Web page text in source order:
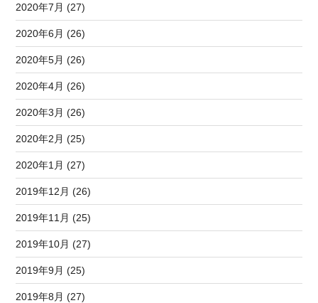
2020年7月 (27)
2020年6月 (26)
2020年5月 (26)
2020年4月 (26)
2020年3月 (26)
2020年2月 (25)
2020年1月 (27)
2019年12月 (26)
2019年11月 (25)
2019年10月 (27)
2019年9月 (25)
2019年8月 (27)